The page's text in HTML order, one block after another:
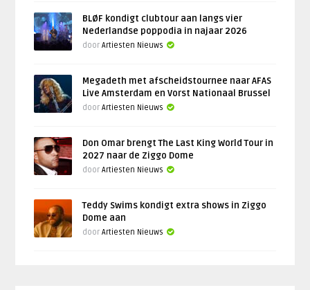
BLØF kondigt clubtour aan langs vier
Nederlandse poppodia in najaar 2026
doorArtiesten Nieuws
Megadeth met afscheidstournee naar AFAS
Live Amsterdam en Vorst Nationaal Brussel
doorArtiesten Nieuws
Don Omar brengt The Last King World Tour in
2027 naar de Ziggo Dome
doorArtiesten Nieuws
Teddy Swims kondigt extra shows in Ziggo
Dome aan
doorArtiesten Nieuws